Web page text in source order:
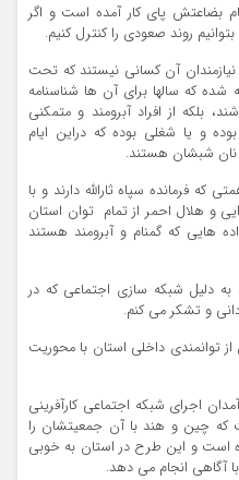
بضاعتش پای کار آمده است و اگر
آن کسانی نیستند که تحت
که سالها برای آن ها شناسنامه
بلکه از افراد آبرومند و متمکنی
و یا شغلی بوده که دراین ایام
نان شبشان هستند.
فرمانده سپاه ثارالله دارند و با
و هلال احمر از تمام توان استان
هایی که گمنام و آبرومند هستند
به دلیل شبکه سازی اجتماعی که در
و تشکر می کنم.
از ایجاد ۱۲ هزار شغل از توانمندی داخلی استان با محوریت
اجرای شبکه اجتماعی کارآفرینی
چین و هند با آن جمعیتشان را
است و این طرح در استان به خوبی
آگاهی انجام می دهد.